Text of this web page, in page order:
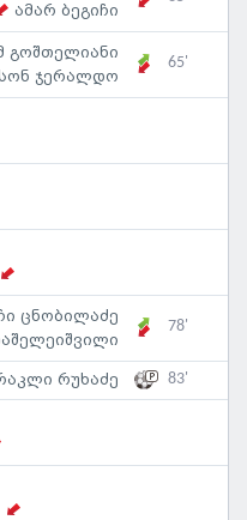
ამარ ბეგიჩი
გოშთელიანი
ჯერალდო
65'
ცნობილაძე
78'
რუხაძე 83'